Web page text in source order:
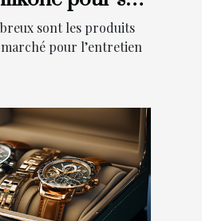
sont les produits
pour l’entretien